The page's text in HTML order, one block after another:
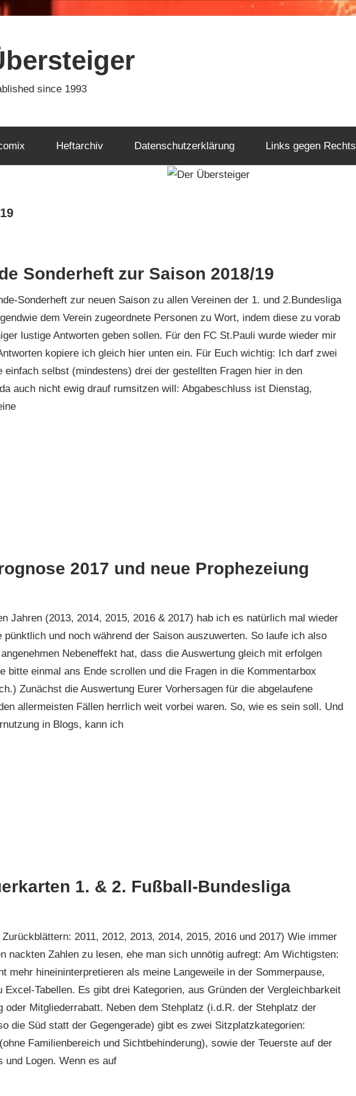
since 1993
Heftarchiv Datenschutzerklärung Links gegen Rechts
Sonderheft zur Saison 2018/19
Sonderheft zur neuen Saison zu allen Vereinen der 1. und 2.Bundesliga
dem Verein zugeordnete Personen zu Wort, indem diese zu vorab
lustige Antworten geben sollen. Für den FC St.Pauli wurde wieder mir
kopiere ich gleich hier unten ein. Für Euch wichtig: Ich darf zwei
selbst (mindestens) drei der gestellten Fragen hier in den
auch nicht ewig drauf rumsitzen will: Abgabeschluss ist Dienstag,
2017 und neue Prophezeiung
Jahren (2013, 2014, 2015, 2016 & 2017) hab ich es natürlich mal wieder
und noch während der Saison auszuwerten. So laufe ich also
Nebeneffekt hat, dass die Auswertung gleich mit erfolgen
bitte einmal ans Ende scrollen und die Fragen in die Kommentarbox
Zunächst die Auswertung Eurer Vorhersagen für die abgelaufene
allermeisten Fällen herrlich weit vorbei waren. So, wie es sein soll. Und
in Blogs, kann ich
1. & 2. Fußball-Bundesliga
2011, 2012, 2013, 2014, 2015, 2016 und 2017) Wie immer
nackten Zahlen zu lesen, ehe man sich unnötig aufregt: Am Wichtigsten:
mehr hineininterpretieren als meine Langeweile in der Sommerpause,
Tabellen. Es gibt drei Kategorien, aus Gründen der Vergleichbarkeit
oder Mitgliederrabatt. Neben dem Stehplatz (i.d.R. der Stehplatz der
die Süd statt der Gegengerade) gibt es zwei Sitzplatzkategorien:
Familienbereich und Sichtbehinderung), sowie der Teuerste auf der
und Logen. Wenn es auf